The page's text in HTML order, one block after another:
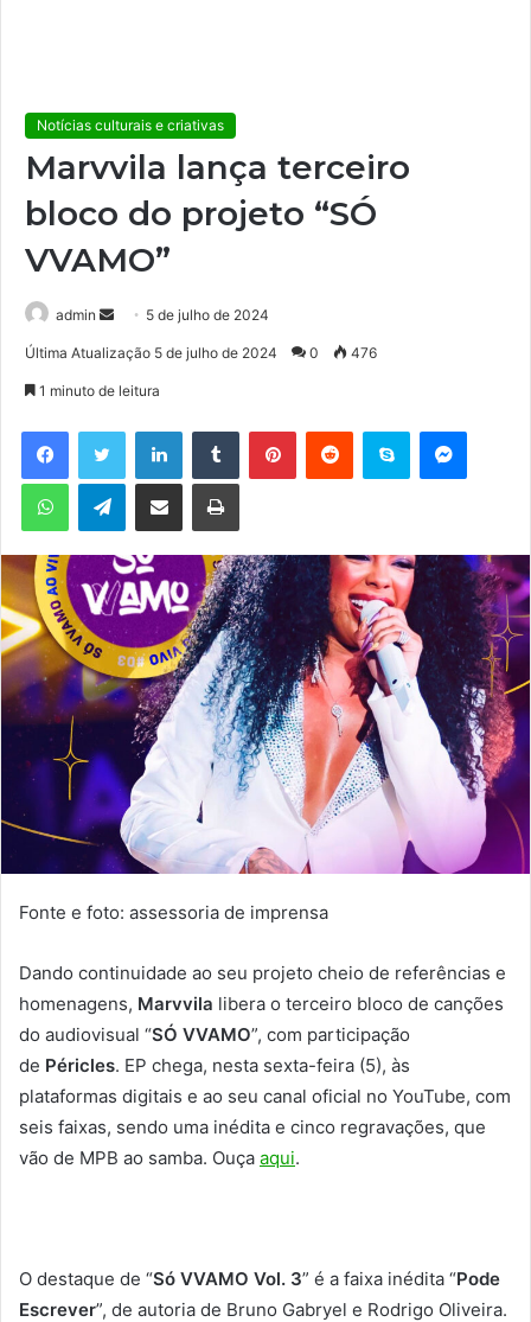
Notícias culturais e criativas
Marvvila lança terceiro
bloco do projeto “SÓ
VVAMO”
admin
d
e
m
m
a
5 de julho de 2024
Última Atualização 5 de julho de 2024 0 476
1 minuto de leitura
Telegram
Fonte e foto: assessoria de imprensa
Dando continuidade ao seu projeto cheio de referências e
homenagens, Marvvila libera o terceiro bloco de canções
do audiovisual “SÓ VVAMO”, com participação
de Péricles. EP chega, nesta sexta-feira (5), às
plataformas digitais e ao seu canal oficial no YouTube, com
seis faixas, sendo uma inédita e cinco regravações, que
vão de MPB ao samba. Ouça aqui.
O destaque de “Só VVAMO Vol. 3” é a faixa inédita “Pode
Escrever”, de autoria de Bruno Gabryel e Rodrigo Oliveira.